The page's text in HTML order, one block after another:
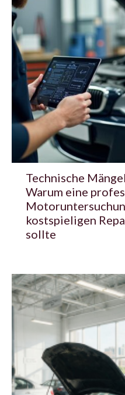
Technische
Warum eine
kostspieligen
sollte